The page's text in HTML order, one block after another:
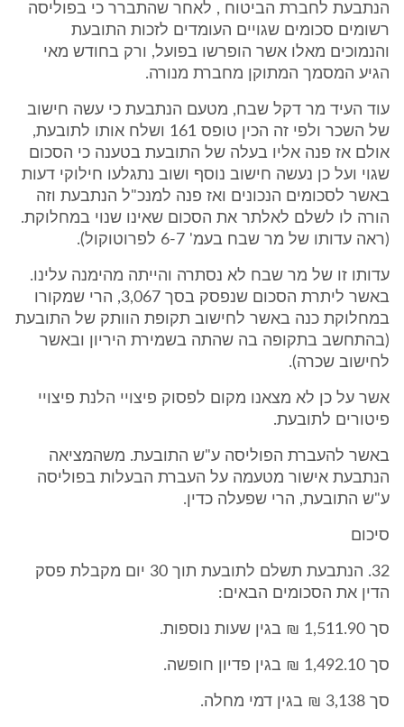
הנתבעת לחברת הביטוח , לאחר שהתברר כי בפוליסה
רשומים סכומים שגויים העומדים לזכות התובעת
והנמוכים מאלו אשר הופרשו בפועל, ורק בחודש מאי
הגיע המסמך המתוקן מחברת מנורה.
עוד העיד מר דקל שבח, מטעם הנתבעת כי עשה חישוב
של השכר ולפי זה הכין טופס 161 ושלח אותו לתובעת,
אולם אז פנה אליו בעלה של התובעת בטענה כי הסכום
שגוי ועל כן נעשה חישוב נוסף ושוב נתגלעו חילוקי דעות
באשר לסכומים הנכונים ואז פנה למנכ"ל הנתבעת וזה
הורה לו לשלם לאלתר את הסכום שאינו שנוי במחלוקת.
(ראה עדותו של מר שבח בעמ' 6-7 לפרוטוקול).
עדותו זו של מר שבח לא נסתרה והייתה מהימנה עלינו.
באשר ליתרת הסכום שנפסק בסך 3,067, הרי שמקורו
במחלוקת כנה באשר לחישוב תקופת הוותק של התובעת
(בהתחשב בתקופה בה שהתה בשמירת היריון ובאשר
לחישוב שכרה).
אשר על כן לא מצאנו מקום לפסוק פיצויי הלנת פיצויי
פיטורים לתובעת.
באשר להעברת הפוליסה ע"ש התובעת. משהמציאה
הנתבעת אישור מטעמה על העברת הבעלות בפוליסה
ע"ש התובעת, הרי שפעלה כדין.
סיכום
32. הנתבעת תשלם לתובעת תוך 30 יום מקבלת פסק
הדין את הסכומים הבאים:
סך 1,511.90 ₪ בגין שעות נוספות.
סך 1,492.10 ₪ בגין פדיון חופשה.
סך 3,138 ₪ בגין דמי מחלה.